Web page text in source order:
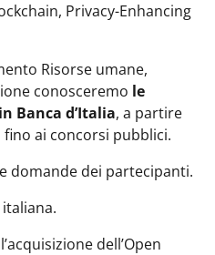
Privacy-Enhancing
Risorse umane,
conosceremo le
Banca d’Italia, a partire
ai concorsi pubblici.
domande dei partecipanti.
dell’Open